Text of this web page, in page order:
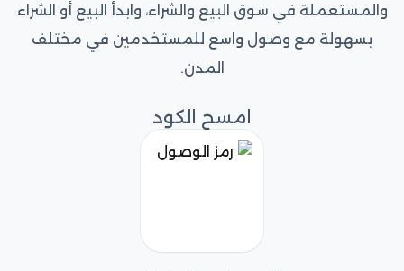
والمستعملة في سوق البيع والشراء، وابدأ البيع أو الشراء
بسهولة مع وصول واسع للمستخدمين في مختلف
المدن.
امسح الكود